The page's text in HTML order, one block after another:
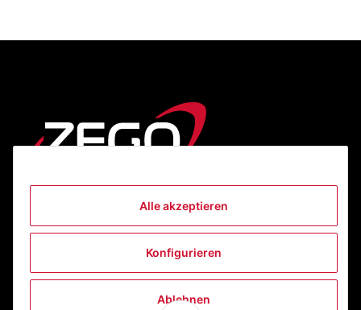
Alle akzeptieren
Konfigurieren
Ablehnen
Informationen